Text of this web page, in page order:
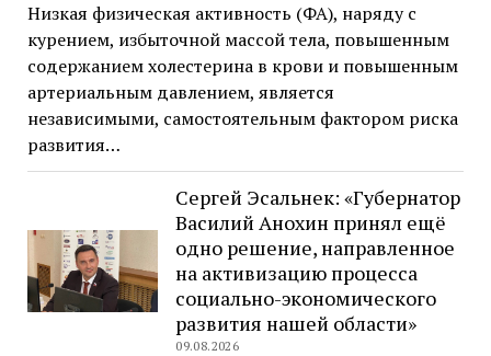
Низкая физическая активность (ФА), наряду с
курением, избыточной массой тела, повышенным
содержанием холестерина в крови и повышенным
артериальным давлением, является
независимыми, самостоятельным фактором риска
развития…
Сергей Эсальнек: «Губернатор
Василий Анохин принял ещё
одно решение, направленное
на активизацию процесса
социально-экономического
развития нашей области»
09.08.2026